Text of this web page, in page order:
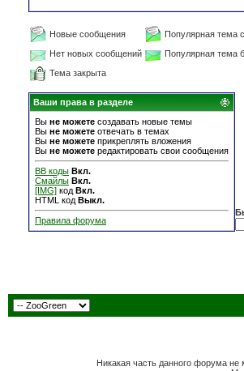
Новые сообщения
Популярная тема
Нет новых сообщений
Популярная тема
Тема закрыта
Ваши права в разделе
Вы не можете создавать новые темы
Вы не можете отвечать в темах
Вы не можете прикреплять вложения
Вы не можете редактировать свои сообщения
BB коды Вкл.
Смайлы Вкл.
[IMG] код Вкл.
HTML код Выкл.
Правила форума
Никакая часть данного форума